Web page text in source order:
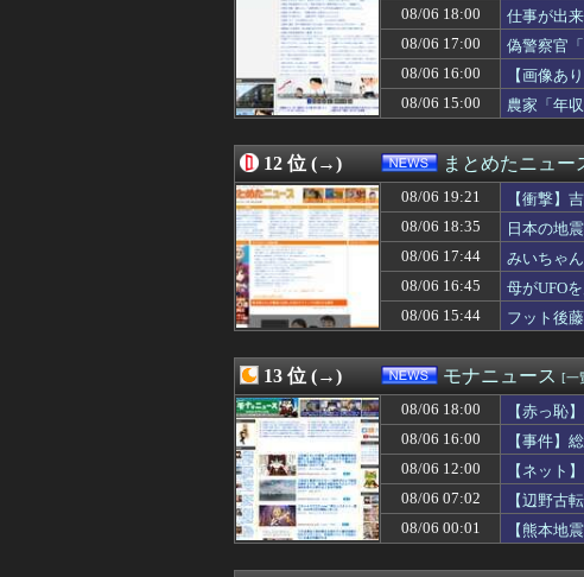
08/06 16:00
アニメ「ヤニねこ」、
08/06 16:00
毎日新聞記者を逮捕 包
08/06 16:00
【悲報】元原爆資料館
08/06 15:55
中国SNS なぜフランス
08/06 15:50
【速報】毎日新聞記者
08/06 15:50
【悲報】後ろから岸田
08/06 15:40
中国、アメリカに対する
08/06 15:40
ゆとりの新入社員がマ
08/06 15:30
町のお弁当屋さん「申
08/06 15:29
ブランドいちご「いち
08/06 15:28
北朝鮮の金与正党総務
08/06 15:19
建設業と介護ってどっ
08/06 15:15
戦争を仕掛けてんのは
08/06 15:14
森山前幹事長が暴露「
08/06 15:13
Amazon｢飲料･日用品最
08/06 15:10
【速報】日本「永住許
08/06 15:09
「日本の反戦界隈終わ
08/06 15:09
鬱病を治して社会復帰
08/06 15:08
【ｗ】財務省「減税反
08/06 15:05
もし1941年時点で5隻
08/06 15:03
【悲報】岸田文雄元首
08/06 15:00
【恨み】清水アキラの
08/06 15:00
農家「年収3000万円、
08/06 15:00
【私はあなたの味方】
08/06 15:00
セルフレジやQRコード
08/06 18:00
仕事が出
08/06 17:00
偽警察官
08/06 16:00
【画像あ
08/06 15:00
農家「年
12 位 (→) まとめたニュー
08/06 19:21
【衝撃】
08/06 18:35
日本の地
08/06 17:44
みいちゃ
08/06 16:45
母がUFO
08/06 15:44
フット後
13 位 (→) モナニュース [一
08/06 18:00
【赤っ恥
でバラさ
08/06 16:00
【事件】
にして商
08/06 12:00
【ネット
為の動画
08/06 07:02
【辺野古
08/06 00:01
【熊本地